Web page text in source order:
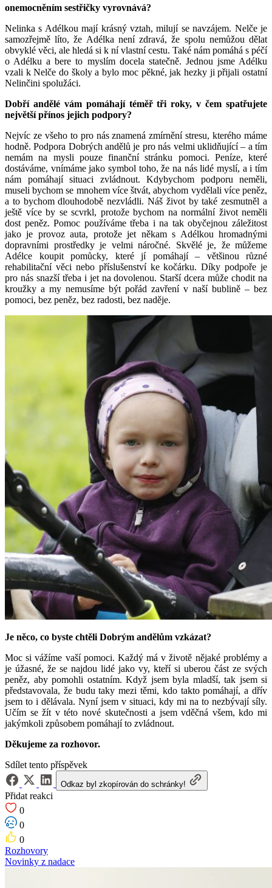
onemocněním sestřičky vyrovnává?
Nelinka s Adélkou mají krásný vztah, milují se navzájem. Nelče je
samozřejmě líto, že Adélka není zdravá, že spolu nemůžou dělat
obvyklé věci, ale hledá si k ní vlastní cestu. Také nám pomáhá s péčí
o Adélku a bere to myslím docela statečně. Jednou jsme Adélku
vzali k Nelče do školy a bylo moc pěkné, jak hezky ji přijali ostatní
Nelinčini spolužáci.
Dobří andělé vám pomáhají téměř tři roky, v čem spatřujete
největší přínos jejich podpory?
Nejvíc ze všeho to pro nás znamená zmírnění stresu, kterého máme
hodně. Podpora Dobrých andělů je pro nás velmi uklidňující – a tím
nemám na mysli pouze finanční stránku pomoci. Peníze, které
dostáváme, vnímáme jako symbol toho, že na nás lidé myslí, a i tím
nám pomáhají situaci zvládnout. Kdybychom podporu neměli,
museli bychom se mnohem více štvát, abychom vydělali více peněz,
a to bychom dlouhodobě nezvládli. Náš život by také zesmutněl a
ještě více by se scvrkl, protože bychom na normální život neměli
dost peněz. Pomoc používáme třeba i na tak obyčejnou záležitost
jako je provoz auta, protože jet někam s Adélkou hromadnými
dopravními prostředky je velmi náročné. Skvělé je, že můžeme
Adélce koupit pomůcky, které jí pomáhají – většinou různé
rehabilitační věci nebo příslušenství ke kočárku. Díky podpoře je
pro nás snazší třeba i jet na dovolenou. Starší dcera může chodit na
kroužky a my nemusíme být pořád zavření v naší bublině – bez
pomoci, bez peněz, bez radosti, bez naděje.
Je něco, co byste chtěli Dobrým andělům vzkázat?
Moc si vážíme vaší pomoci. Každý má v životě nějaké problémy a
je úžasné, že se najdou lidé jako vy, kteří si uberou část ze svých
peněz, aby pomohli ostatním. Když jsem byla mladší, tak jsem si
představovala, že budu taky mezi těmi, kdo takto pomáhají, a dřív
jsem to i dělávala. Nyní jsem v situaci, kdy mi na to nezbývají síly.
Učím se žít v této nové skutečnosti a jsem vděčná všem, kdo mi
jakýmkoli způsobem pomáhají to zvládnout.
Děkujeme za rozhovor.
Sdílet tento příspěvek
Odkaz byl zkopírován do schránky!
Přidat reakci
0
0
0
Rozhovory
Novinky z nadace